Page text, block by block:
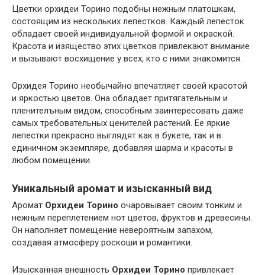
Цветки орхидеи Торино подобны нежным платошкам,
состоящим из нескольких лепестков. Каждый лепесток
обладает своей индивидуальной формой и окраской.
Красота и изящество этих цветков привлекают внимание
и вызывают восхищение у всех, кто с ними знакомится.
Орхидея Торино необычайно впечатляет своей красотой
и яркостью цветов. Она обладает притягательным и
пленителъным видом, способным заинтересовать даже
самых требовательных ценителей растений. Ее яркие
лепестки прекрасно выглядят как в букете, так и в
единичном экземпляре, добавляя шарма и красоты в
любом помещении.
Уникальный аромат и изысканный вид
Аромат Орхидеи Торино очаровывает своим тонким и
нежным переплетением нот цветов, фруктов и древесины.
Он наполняет помещение невероятным запахом,
создавая атмосферу роскоши и романтики.
Изысканная внешность Орхидеи Торино привлекает